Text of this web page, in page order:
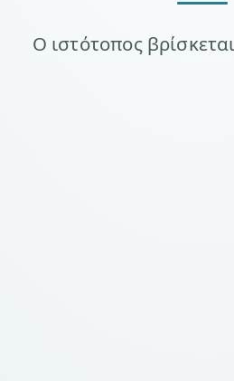
Ο ιστότοπος